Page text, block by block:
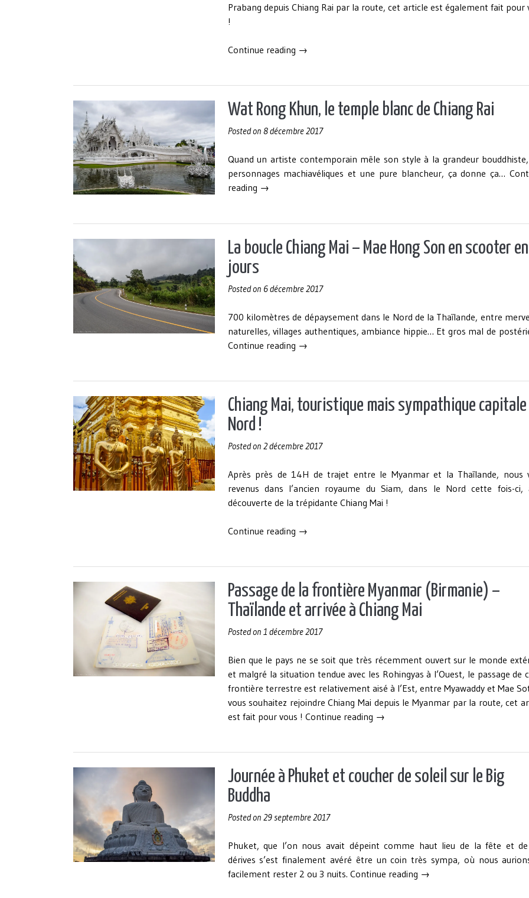
Prabang depuis Chiang Rai par la route, cet article est également fait pour
!
Continue reading « Passage
Thaïlande
Laos
arrivée
à
→
Wat Rong Khun, le temple blanc de Chiang Rai
Posted on 8 décembre 2017
Quand un artiste contemporain mêle son style à la grandeur
personnages machiavéliques et une pure blancheur, ça donne ça…
reading « Wat
temple
Chiang
→
La boucle Chiang Mai – Mae Hong Son en scooter
jours
Posted on 6 décembre 2017
700 kilomètres de dépaysement dans le Nord de la Thaïlande, entre
naturelles, villages authentiques, ambiance hippie… Et gros mal de
Continue reading « La
–
Son
scooter
en
4
→
Chiang Mai, touristique mais sympathique capitale
Nord !
Posted on 2 décembre 2017
Après près de 14H de trajet entre le Myanmar et la Thaïlande, nous
revenus dans l’ancien royaume du Siam, dans le Nord cette fois-ci,
découverte de la trépidante Chiang Mai !
Continue reading « Chiang
sympathique
capitale
du
Nord ! »
→
Passage de la frontière Myanmar (Birmanie) –
Thaïlande et arrivée à Chiang Mai
Posted on 1 décembre 2017
Bien que le pays ne se soit que très récemment ouvert sur le monde
et malgré la situation tendue avec les Rohingyas à l’Ouest, le passage de
frontière terrestre est relativement aisé à l’Est, entre Myawaddy et Mae
vous souhaitez rejoindre Chiang Mai depuis le Myanmar par la route, cet
est fait pour vous ! Continue reading « Passage
Myanmar
arrivée
à
Chiang
→
Journée à Phuket et coucher de soleil sur le Big
Buddha
Posted on 29 septembre 2017
Phuket, que l’on nous avait dépeint comme haut lieu de la fête et
dérives s’est finalement avéré être un coin très sympa, où nous
facilement rester 2 ou 3 nuits. Continue reading « Journée
→